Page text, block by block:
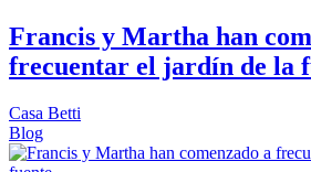
Francis y Martha han
frecuentar el jardín de la
Casa Betti
Blog